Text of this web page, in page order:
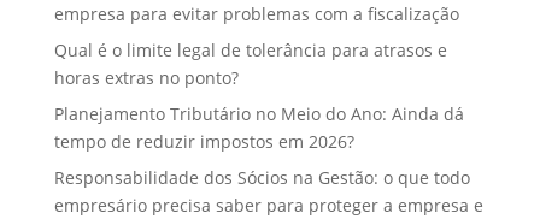
empresa para evitar problemas com a fiscalização
Qual é o limite legal de tolerância para atrasos e
horas extras no ponto?
Planejamento Tributário no Meio do Ano: Ainda dá
tempo de reduzir impostos em 2026?
Responsabilidade dos Sócios na Gestão: o que todo
empresário precisa saber para proteger a empresa e